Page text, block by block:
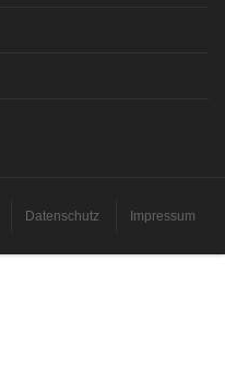
Datenschutz Impressum